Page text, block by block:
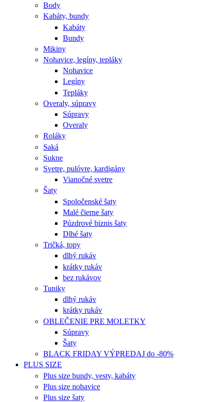
Body
Kabáty, bundy
Kabáty
Bundy
Mikiny
Nohavice, legíny, tepláky
Nohavice
Legíny
Tepláky
Overaly, súpravy
Súpravy
Overaly
Roláky
Saká
Sukne
Svetre, pulóvre, kardigány
Vianočné svetre
Šaty
Spoločenské šaty
Malé čierne šaty
Púzdrové biznis šaty
Dlhé šaty
Tričká, topy
dlhý rukáv
krátky rukáv
bez rukávov
Tuniky
dlhý rukáv
krátky rukáv
OBLEČENIE PRE MOLETKY
Súpravy
Šaty
BLACK FRIDAY VÝPREDAJ do -80%
PLUS SIZE
Plus size bundy, vesty, kabáty
Plus size nohavice
Plus size šaty